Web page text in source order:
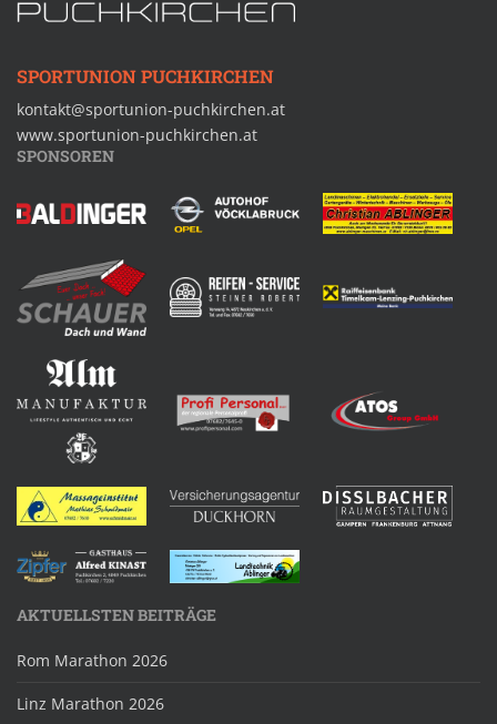
SPORTUNION PUCHKIRCHEN
kontakt@sportunion-puchkirchen.at
www.sportunion-puchkirchen.at
SPONSOREN
AKTUELLSTEN BEITRÄGE
Rom Marathon 2026
Linz Marathon 2026